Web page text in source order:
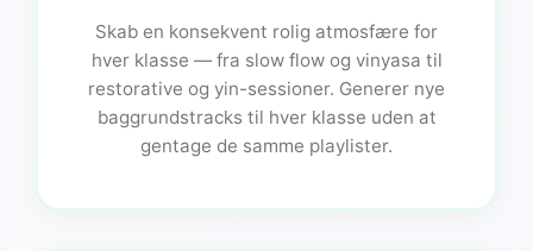
Skab en konsekvent rolig atmosfære for
hver klasse — fra slow flow og vinyasa til
restorative og yin-sessioner. Generer nye
baggrundstracks til hver klasse uden at
gentage de samme playlister.